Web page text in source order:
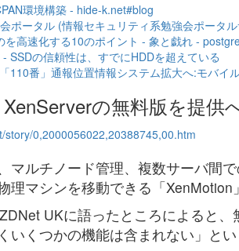
環境構築 - hide-k.net#blog
ポータル ‎(情報セキュリティ系勉強会ポータ
を高速化する10のポイント - 象と戯れ -
SSDの信頼性は、すでにHDDを超えている
110番」通報位置情報システム拡大へ:モバイ
の無料版を提供
0,2000056022,20388745,00.htm
マルチノード管理、複数サーバ間
理マシンを移動できる「XenMotion
UKに語ったところによると、
いくつかの機能は含まれない」とい